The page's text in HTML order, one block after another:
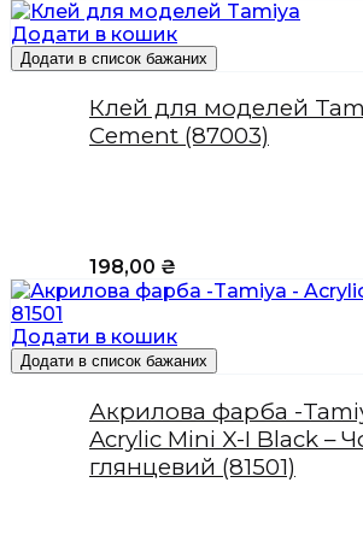
Додати в кошик
Додати в список бажаних
Клей для моделей
Cement (87003)
198,00 ₴
Додати в кошик
Додати в список бажаних
Акрилова фарба -
Acrylic Mini X-I Black –
глянцевий (81501)